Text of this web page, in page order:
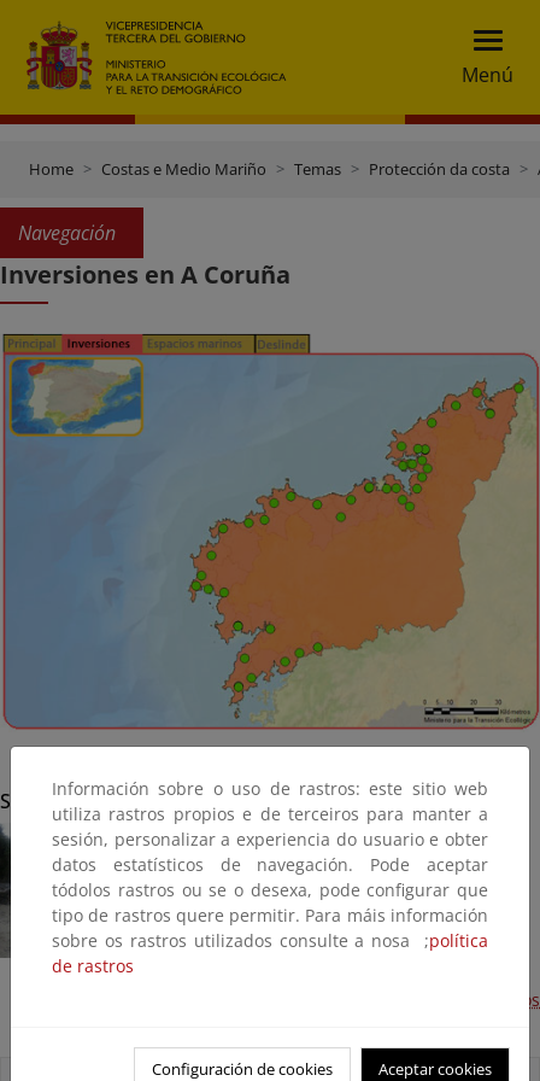
Menú
Home Costas e Medio Mariño Temas Protección da costa
Navegación
Inversiones en A Coruña
Sada
Playas de Morazón, Cirro y San Pedro. Avería en los
Información sobre o uso de rastros: este sitio web
utiliza rastros propios e de terceiros para manter a
sesión, personalizar a experiencia do usuario e obter
datos estatísticos de navegación. Pode aceptar
tódolos rastros ou se o desexa, pode configurar que
tipo de rastros quere permitir. Para máis información
sobre os rastros utilizados consulte a nosa ;política
de rastros
Configuración de cookies Aceptar cookies